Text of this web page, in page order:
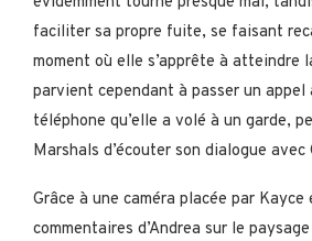
faciliter sa propre fuite, se faisant
moment où elle s’apprête à atteindre
parvient cependant à passer un appel
téléphone qu’elle a volé à un garde,
Marshals d’écouter son dialogue avec
Grâce à une caméra placée par
commentaires d’Andrea sur le